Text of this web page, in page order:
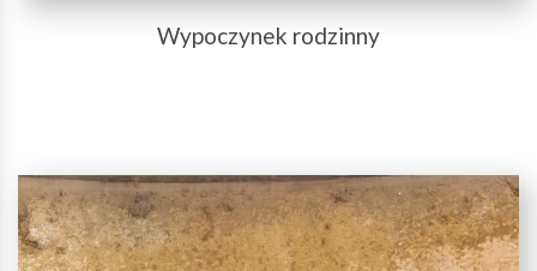
Wypoczynek rodzinny